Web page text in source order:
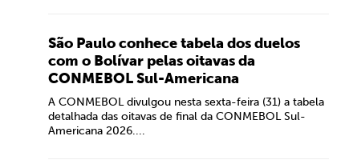
São Paulo conhece tabela dos duelos
com o Bolívar pelas oitavas da
CONMEBOL Sul-Americana
A CONMEBOL divulgou nesta sexta-feira (31) a tabela
detalhada das oitavas de final da CONMEBOL Sul-
Americana 2026....